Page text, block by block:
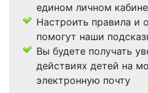
едином личном
Настроить правила и
помогут наши
Вы будете получать
действиях детей на
электронную почту